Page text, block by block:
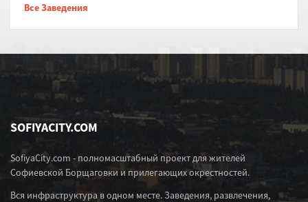
Все Заведения
SOFIYACITY.COM
SofiyaCity.com - полномасштабный проект для жителей
Софиевской Борщаговки и прилегающих окрестностей.
Вся инфраструктура в одном месте. Заведения, развлечения,